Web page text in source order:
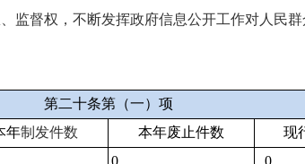
监督权，不断发挥政府信息公开工作对人民
第二十条第（一）项
年制发件数 本年废止件数 现
0
0